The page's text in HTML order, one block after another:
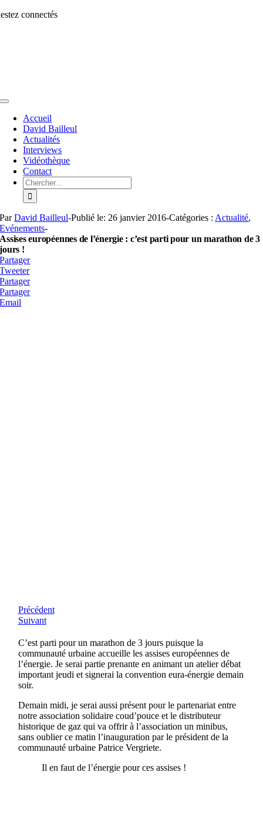
Allerconnectés
Toggle
NavigationAccueil
David Bailleul
Actualités
Interviews
Vidéothèque
Contact
Rechercher:
ParDavid Bailleul-Publié le: 26 janvier 2016-Catégories : Actualité,
Evénements-
Assises européennes de l’énergie : c’est parti pour un marathon de 3
jours !
Partager
Tweeter
Partager
Partager
Email
Précédent
Suivant
C’est parti pour un marathon de 3 jours puisque la
communauté urbaine accueille les assises européennes de
l’énergie. Je serai partie prenante en animant un atelier débat
important jeudi et signerai la convention eura-énergie demain
soir.
Demain midi, je serai aussi présent pour le partenariat entre
notre association solidaire coud’pouce et le distributeur
historique de gaz qui va offrir à l’association un minibus,
sans oublier ce matin l’inauguration par le président de la
communauté urbaine Patrice Vergriete.
Il en faut de l’énergie pour ces assises !